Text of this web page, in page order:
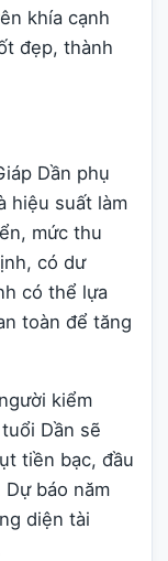
khía cạnh
đẹp, thành
Dần phụ
hiệu suất làm
mức thu
có dư
có thể lựa
toàn để tăng
kiểm
Dần sẽ
tiền bạc, đầu
báo năm
diện tài